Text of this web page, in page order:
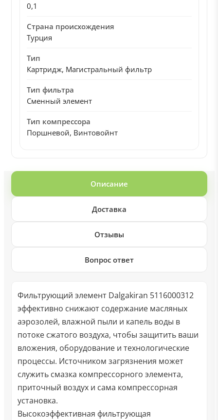
0,1
Страна происхождения
Турция
Тип
Картридж, Магистральный фильтр
Тип фильтра
Сменный элемент
Тип компрессора
Поршневой, Винтовойнт
Описание
Доставка
Отзывы
Вопрос ответ
Фильтрующий элемент Dalgakiran 5116000312
эффективно снижают содержание масляных
аэрозолей, влажной пыли и капель воды в
потоке сжатого воздуха, чтобы защитить ваши
вложения, оборудование и технологические
процессы. Источником загрязнения может
служить смазка компрессорного элемента,
приточный воздух и сама компрессорная
установка.
Высокоэффективная фильтрующая